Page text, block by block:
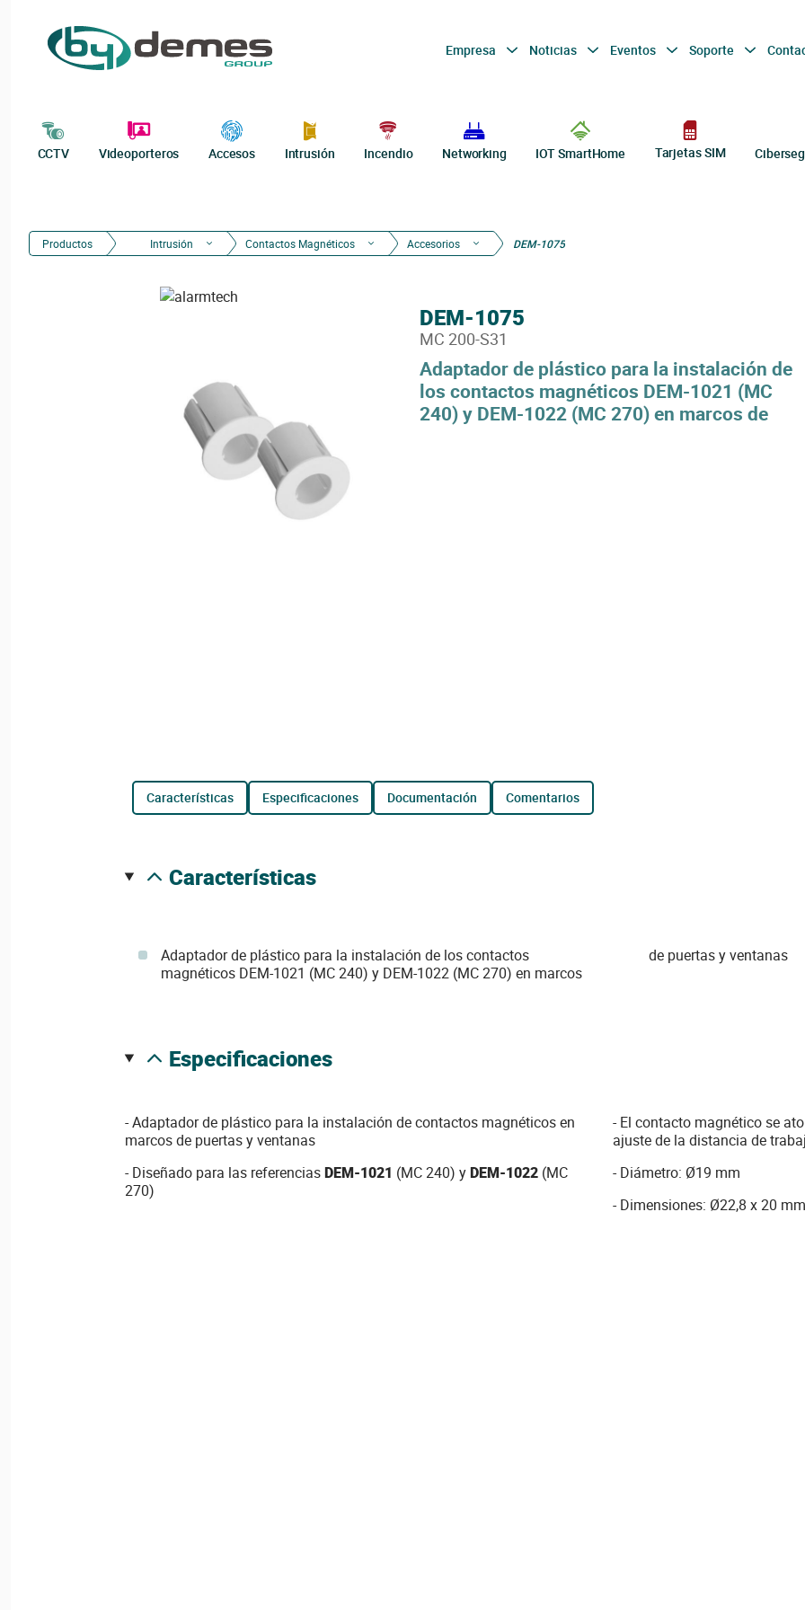
Empresa Noticias Eventos Soporte
CCTV Videoporteros Accesos Intrusión Incendio Networking IOT SmartHome Tarjetas SIM
Productos Intrusión Contactos Magnéticos Accesorios DEM-1075
Adaptador de plástico para la instalación de
los contactos magnéticos DEM-1021 (MC
240) y DEM-1022 (MC 270) en marcos de
DEM-1075
MC 200-S31
características especificaciones documentación comentarios
características
Adaptador de plástico para la instalación de los contactos
magnéticos DEM-1021 (MC 240) y DEM-1022 (MC 270) en marcos
de puertas y ventanas
especificaciones
- Adaptador de plástico para la instalación de contactos magnéticos en
marcos de puertas y ventanas
- Diseñado para las referenciasDEM-1021 (MC 240) yDEM-1022(MC
270)
- El contacto magnético se
ajuste de la distancia de
- Diámetro: Ø19 mm
- Dimensiones: Ø22,8 x 20 mm